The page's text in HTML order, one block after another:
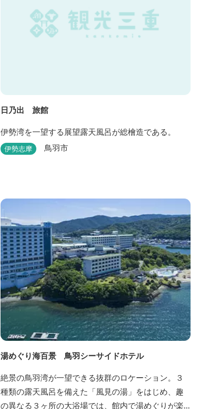
日乃出 旅館
伊勢湾を一望する展望露天風呂が総檜造である。
伊勢志摩 鳥羽市
湯めぐり海百景 鳥羽シーサイドホテル
絶景の鳥羽湾が一望できる抜群のロケーション。３
種類の露天風呂を備えた「風見の湯」をはじめ、趣
の異なる３ヶ所の大浴場では、館内で湯めぐりが楽